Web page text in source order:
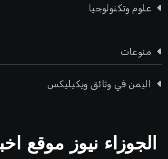
علوم وتكنولوجيا
منوعات
اليمن في وثائق ويكيليكس
الجوزاء نيوز موقع